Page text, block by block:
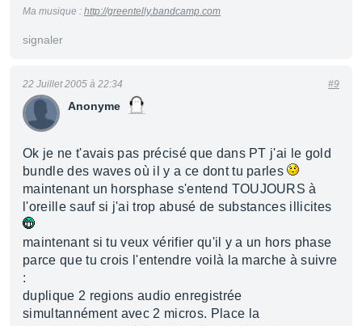
Ma musique : http://greentelly.bandcamp.com
signaler
Anonyme
22 Juillet 2005 à 22:34 #9
Ok je ne t'avais pas précisé que dans PT j'ai le gold
bundle des waves où il y a ce dont tu parles
maintenant un horsphase s'entend TOUJOURS à
l'oreille sauf si j'ai trop abusé de substances illicites
maintenant si tu veux vérifier qu'il y a un hors phase
parce que tu crois l'entendre voilà la marche à suivre
:
duplique 2 regions audio enregistrée
simultannément avec 2 micros. Place la